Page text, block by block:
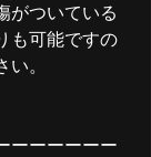
がついている
も可能ですの
。
ーーーーーー